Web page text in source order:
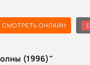
СМОТРЕТЬ ОНЛАЙН
(1996)"